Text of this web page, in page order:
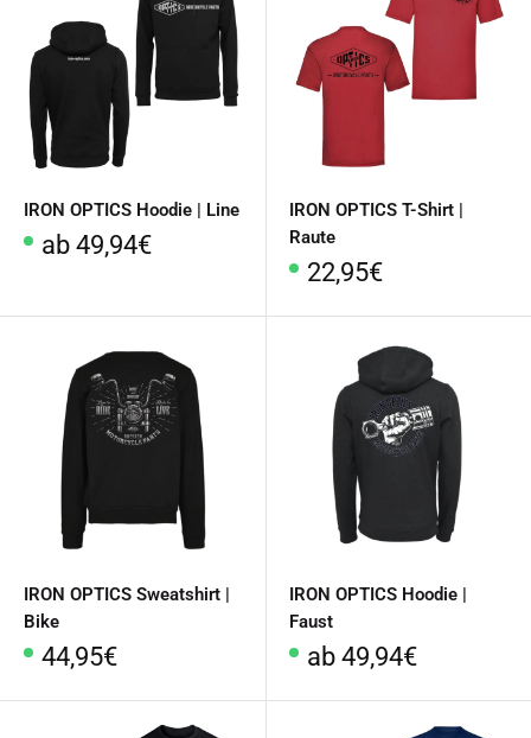
IRON OPTICS Hoodie | Line
Sonderpreis
ab 49,94€
IRON OPTICS T-Shirt |
Raute
Sonderpreis
22,95€
IRON OPTICS Sweatshirt |
Bike
Sonderpreis
44,95€
IRON OPTICS Hoodie |
Faust
Sonderpreis
ab 49,94€